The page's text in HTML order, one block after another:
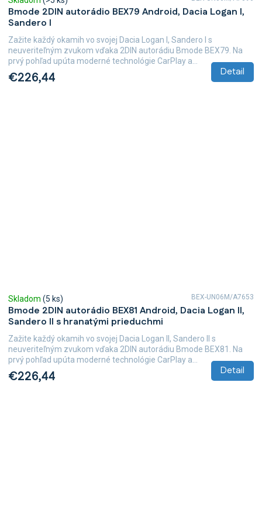
Bmode 2DIN autorádio BEX79 Android, Dacia Logan I,
Sandero I
€226,44 Detail
Zažite každý okamih vo svojej Dacia Logan I, Sandero I s
neuveriteľným zvukom vďaka 2DIN autorádiu Bmode BEX79. Na
prvý pohľad upúta moderné technológie CarPlay a...
Bmode 2DIN autorádio BEX81 Android, Dacia Logan II,
Sandero II s hranatými prieduchmi
Skladom (5 ks)
€226,44 Detail
Zažite každý okamih vo svojej Dacia Logan II, Sandero II s
neuveriteľným zvukom vďaka 2DIN autorádiu Bmode BEX81. Na
prvý pohľad upúta moderné technológie CarPlay a...
BEX-UN06M/A7653